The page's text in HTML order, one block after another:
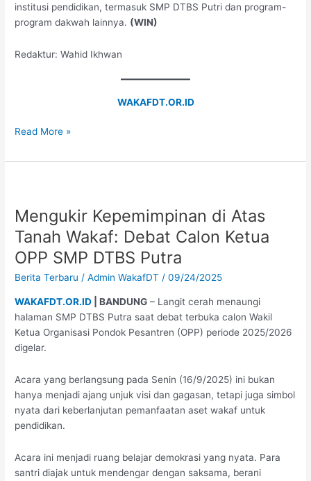
institusi pendidikan, termasuk SMP DTBS Putri dan program-
program dakwah lainnya. (WIN)
Redaktur: Wahid Ikhwan
WAKAFDT.OR.ID
Read More »
Mengukir Kepemimpinan di Atas
Tanah Wakaf: Debat Calon Ketua
OPP SMP DTBS Putra
Berita Terbaru /Admin WakafDT/09/24/2025
WAKAFDT.OR.ID | BANDUNG – Langit cerah menaungi
halaman SMP DTBS Putra saat debat terbuka calon Wakil
Ketua Organisasi Pondok Pesantren (OPP) periode 2025/2026
digelar.
Acara yang berlangsung pada Senin (16/9/2025) ini bukan
hanya menjadi ajang unjuk visi dan gagasan, tetapi juga simbol
nyata dari keberlanjutan pemanfaatan aset wakaf untuk
pendidikan.
Acara ini menjadi ruang belajar demokrasi yang nyata. Para
santri diajak untuk mendengar dengan saksama, berani
di
Atas
Tanah
Wakaf:
Debat
Ketua
OPP
SMP
DTBS